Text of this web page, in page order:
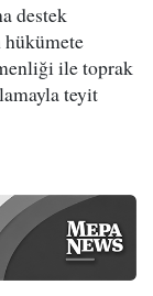
destek
hükümete
ile toprak
teyit